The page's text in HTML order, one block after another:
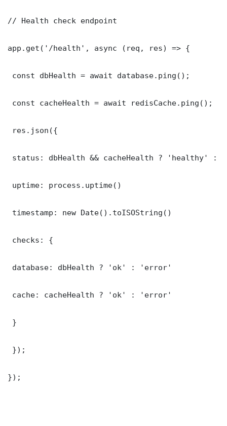
// Health check endpoint
app.get('/health', async (req, res) => {
const dbHealth = await database.ping();
const cacheHealth = await redisCache.ping();
res.json({
status: dbHealth && cacheHealth ? 'healthy' :
uptime: process.uptime()
timestamp: new Date().toISOString()
checks: {
database: dbHealth ? 'ok' : 'error'
cache: cacheHealth ? 'ok' : 'error'
}
});
});